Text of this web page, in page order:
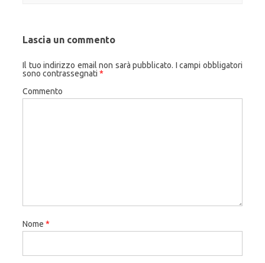
Lascia un commento
Il tuo indirizzo email non sarà pubblicato. I campi obbligatori
sono contrassegnati *
Commento
Nome *